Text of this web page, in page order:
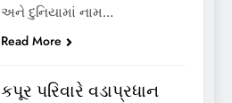
અને દુનિયામાં નામ…
Read More
કપૂર પરિવારે વડાપ્રધાન